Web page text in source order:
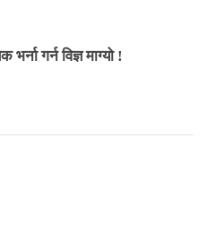
गर्न विज्ञ माग्यो !